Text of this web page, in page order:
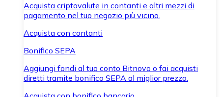
Acquista criptovalute in contanti e altri mezzi di
pagamento nel tuo negozio più vicino.
Acquista con contanti
Bonifico SEPA
Aggiungi fondi al tuo conto Bitnovo o fai acquisti
diretti tramite bonifico SEPA al miglior prezzo.